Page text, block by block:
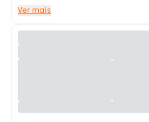
Ver mais